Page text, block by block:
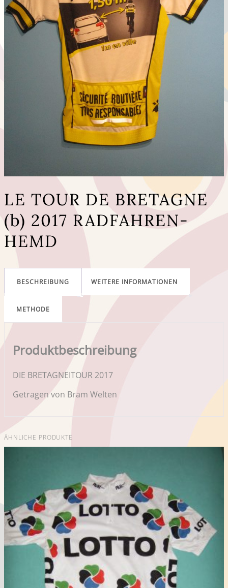
LE TOUR DE BRETAGNE
(b) 2017 RADFAHREN-
HEMD
BESCHREIBUNG WEITERE INFORMATIONEN
METHODE
Produktbeschreibung
DIE BRETAGNEITOUR 2017
Getragen von Bram Welten
ÄHNLICHE PRODUKTE